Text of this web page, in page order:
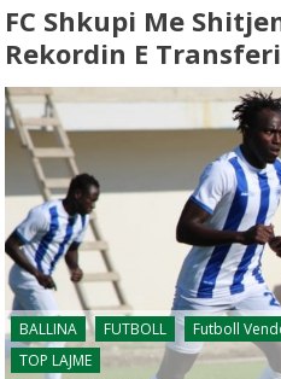
FC Shkupi Me
Rekordin E
BALLINA FUTBOLL Futboll
TOP LAJME